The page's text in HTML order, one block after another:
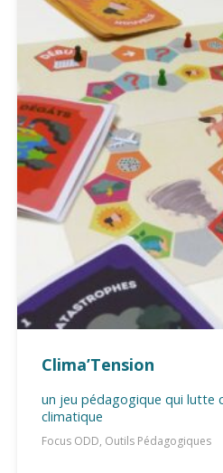
Clima’Tension
un jeu pédagogique qui lutte
climatique
Focus ODD, Outils Pédagogiques